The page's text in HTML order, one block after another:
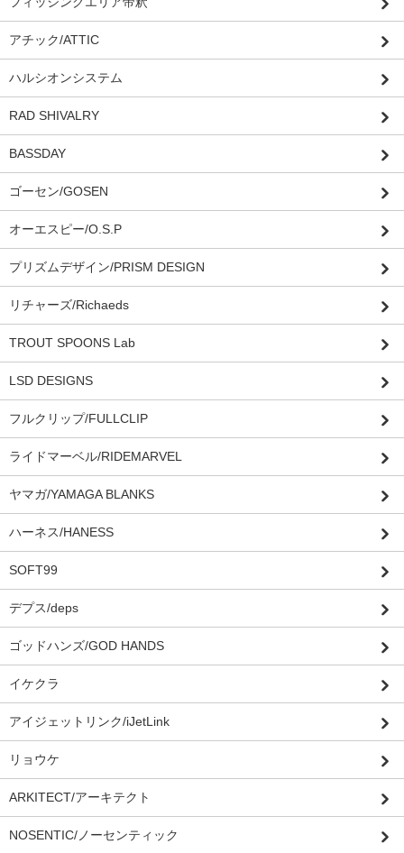
アチック/ATTIC
ハルシオンシステム
RAD SHIVALRY
BASSDAY
ゴーセン/GOSEN
オーエスピー/O.S.P
プリズムデザイン/PRISM DESIGN
リチャーズ/Richaeds
TROUT SPOONS Lab
LSD DESIGNS
フルクリップ/FULLCLIP
ライドマーベル/RIDEMARVEL
ヤマガ/YAMAGA BLANKS
ハーネス/HANESS
SOFT99
デプス/deps
ゴッドハンズ/GOD HANDS
イケクラ
アイジェットリンク/iJetLink
リョウケ
ARKITECT/アーキテクト
NOSENTIC/ノーセンティック